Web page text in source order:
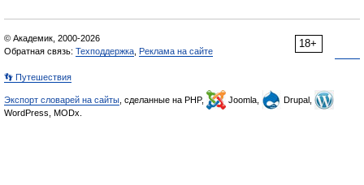
18+
© Академик, 2000-2026
Обратная связь: Техподдержка Реклама на сайте
👣 Путешествия
Экспорт словарей на сайты , сделанные на PHP, Joomla,
Drupal,
WordPress, MODx.